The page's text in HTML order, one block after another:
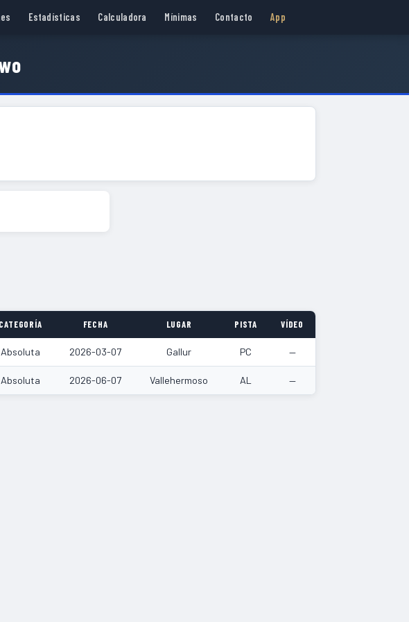
Estadísticas Calculadora Mínimas Contacto App
CATEGORÍA FECHA LUGAR PISTA VÍDEO
Absoluta 2026-03-07 Gallur PC —
Absoluta 2026-06-07 Vallehermoso AL —